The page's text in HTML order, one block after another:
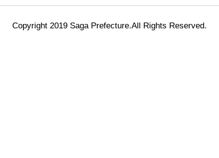
Copyright 2019 Saga Prefecture.All Rights Reserved.